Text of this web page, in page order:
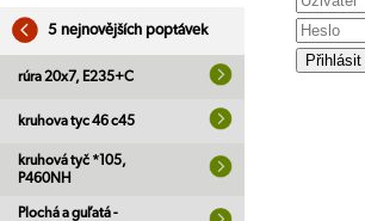
5 nejnovějších poptávek
rúra 20x7, E235+C
kruhova tyc 46 c45
kruhová tyč *105,
P460NH
Plochá a guľatá -